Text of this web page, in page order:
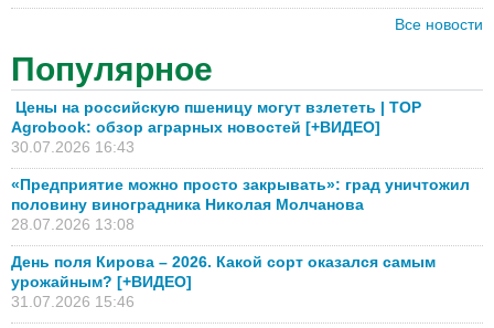
Все новости
Популярное
Цены на российскую пшеницу могут взлететь | TOP
Agrobook: обзор аграрных новостей [+ВИДЕО]
30.07.2026 16:43
«Предприятие можно просто закрывать»: град уничтожил
половину виноградника Николая Молчанова
28.07.2026 13:08
День поля Кирова – 2026. Какой сорт оказался самым
урожайным? [+ВИДЕО]
31.07.2026 15:46